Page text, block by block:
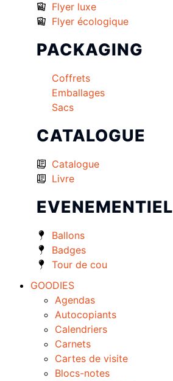
Flyer luxe
Flyer écologique
PACKAGING
Coffrets
Emballages
Sacs
CATALOGUE
Catalogue
Livre
EVENEMENTIEL
Ballons
Badges
Tour de cou
GOODIES
Agendas
Autocopiants
Calendriers
Carnets
Cartes de visite
Blocs-notes